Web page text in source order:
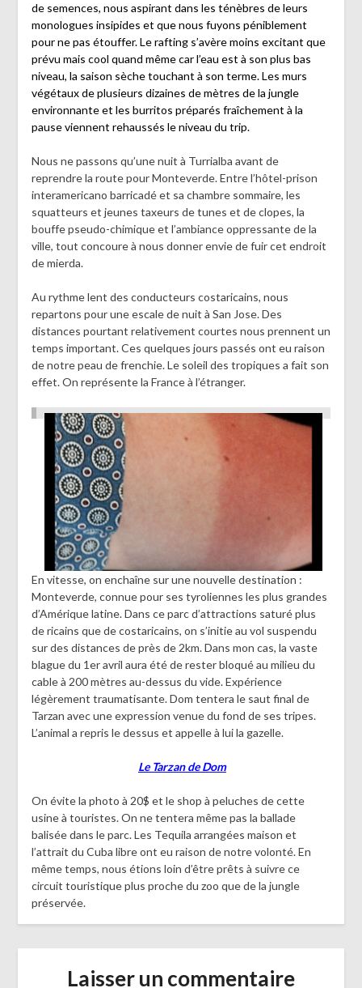
de semences, nous aspirant dans les ténèbres de leurs
monologues insipides et que nous fuyons péniblement
pour ne pas étouffer. Le rafting s’avère moins excitant que
prévu mais cool quand même car l’eau est à son plus bas
niveau, la saison sèche touchant à son terme. Les murs
végétaux de plusieurs dizaines de mètres de la jungle
environnante et les burritos préparés fraîchement à la
pause viennent rehaussés le niveau du trip.
Nous ne passons qu’une nuit à Turrialba avant de
reprendre la route pour Monteverde. Entre l’hôtel-prison
interamericano barricadé et sa chambre sommaire, les
squatteurs et jeunes taxeurs de tunes et de clopes, la
bouffe pseudo-chimique et l’ambiance oppressante de la
ville, tout concoure à nous donner envie de fuir cet endroit
de mierda.
Au rythme lent des conducteurs costaricains, nous
repartons pour une escale de nuit à San Jose. Des
distances pourtant relativement courtes nous prennent un
temps important. Ces quelques jours passés ont eu raison
de notre peau de frenchie. Le soleil des tropiques a fait son
effet. On représente la France à l’étranger.
En vitesse, on enchaîne sur une nouvelle destination :
Monteverde, connue pour ses tyroliennes les plus grandes
d’Amérique latine. Dans ce parc d’attractions saturé plus
de ricains que de costaricains, on s’initie au vol suspendu
sur des distances de près de 2km. Dans mon cas, la vaste
blague du 1er avril aura été de rester bloqué au milieu du
cable à 200 mètres au-dessus du vide. Expérience
légèrement traumatisante. Dom tentera le saut final de
Tarzan avec une expression venue du fond de ses tripes.
L’animal a repris le dessus et appelle à lui la gazelle.
Le Tarzan de Dom
On évite la photo à 20$ et le shop à peluches de cette
usine à touristes. On ne tentera même pas la ballade
balisée dans le parc. Les Tequila arrangées maison et
l’attrait du Cuba libre ont eu raison de notre volonté. En
même temps, nous étions loin d’être prêts à suivre ce
circuit touristique plus proche du zoo que de la jungle
préservée.
Laisser un commentaire